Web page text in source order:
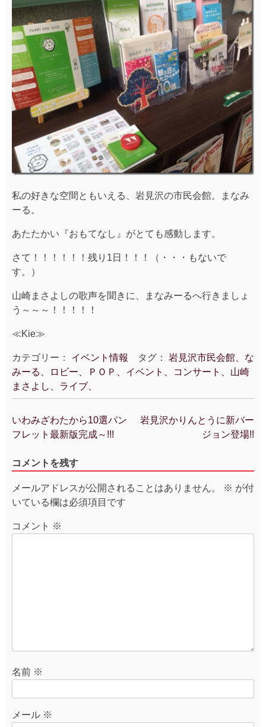
私の好きな空間ともいえる、岩見沢の市民会館。まなみ
ーる。
あたたかい『おもてなし』がとても感動します。
さて！！！！！！残り1日！！！（・・・もないで
す。）
山崎まさよしの歌声を聞きに、まなみーるへ行きましょ
う～～～！！！！！
≪Kie≫
カテゴリー： イベント情報 タグ： 岩見沢市民会館、な
みーる、ロビー、ＰＯＰ、イベント、コンサート、山崎
まさよし、ライブ、
投
稿
ビ
ー
シ
ョ
ン
いわみざわたから10選パン
フレット最新版完成～!!!
岩見沢かりんとうに新バー
ジョン登場!!
コメントを残す
メールアドレスが公開されることはありません。 ※ が付
いている欄は必須項目です
コメント ※
名前 ※
メール ※